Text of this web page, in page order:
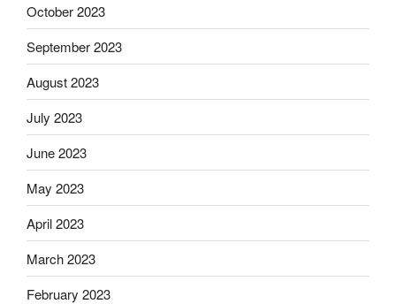
October 2023
September 2023
August 2023
July 2023
June 2023
May 2023
April 2023
March 2023
February 2023